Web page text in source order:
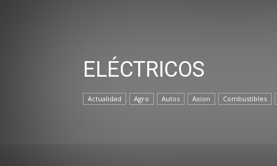
ELÉCTRICOS
Actualidad Agro Autos Axion Combustibles